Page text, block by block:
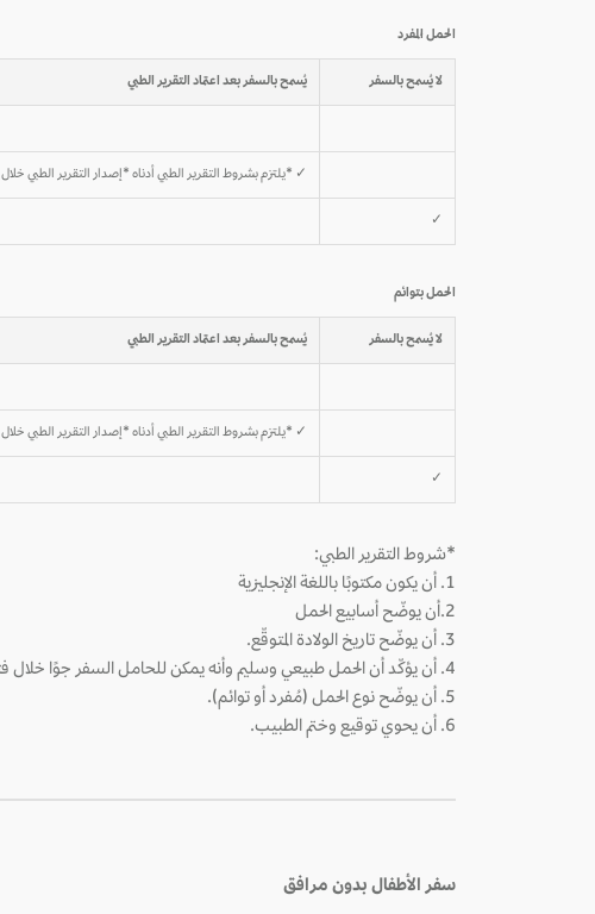
الحمل المُفرد
لا يُسمح بالسفر يُسمح بالسفر بعد اعتماد التقرير الطبي
✓ *يلتزم بشروط التقرير الطبي أدناه *إصدار التقرير الطبي خلال 7 أيام من تاريخ السفر
✓
الحمل بتوائم
لا يُسمح بالسفر يُسمح بالسفر بعد اعتماد التقرير الطبي
✓ *يلتزم بشروط التقرير الطبي أدناه *إصدار التقرير الطبي خلال 7 أيام من تاريخ السفر
✓
*شروط التقرير الطبي:
1. أن يكون مكتوبًا باللغة الإنجليزية
2.أن يوضّح أسابيع الحمل
3. أن يوضّح تاريخ الولادة المتوقّع.
4. أن يؤكّد أن الحمل طبيعي وسليم وأنه يمكن للحامل السفر جوًا خلال فترة الحجز كاملة.
5. أن يوضّح نوع الحمل (مُفرد أو توائم).
6. أن يحوي توقيع وختم الطبيب.
سفر الأطفال بدون مرافق